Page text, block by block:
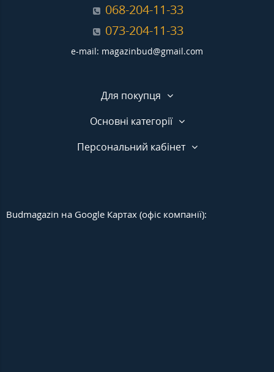
068-204-11-33
073-204-11-33
e-mail: magazinbud@gmail.com
Для покупця
Основні категорії
Персональний кабінет
Budmagazin на Google Картах (офіс компанії):